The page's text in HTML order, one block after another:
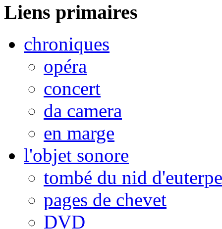
Liens primaires
chroniques
opéra
concert
da camera
en marge
l'objet sonore
tombé du nid d'euterpe
pages de chevet
DVD